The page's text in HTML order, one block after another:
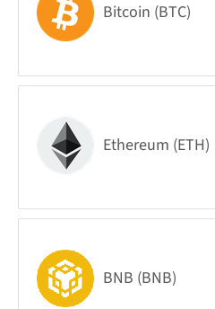
Bitcoin (BTC)
Ethereum (ETH)
BNB (BNB)